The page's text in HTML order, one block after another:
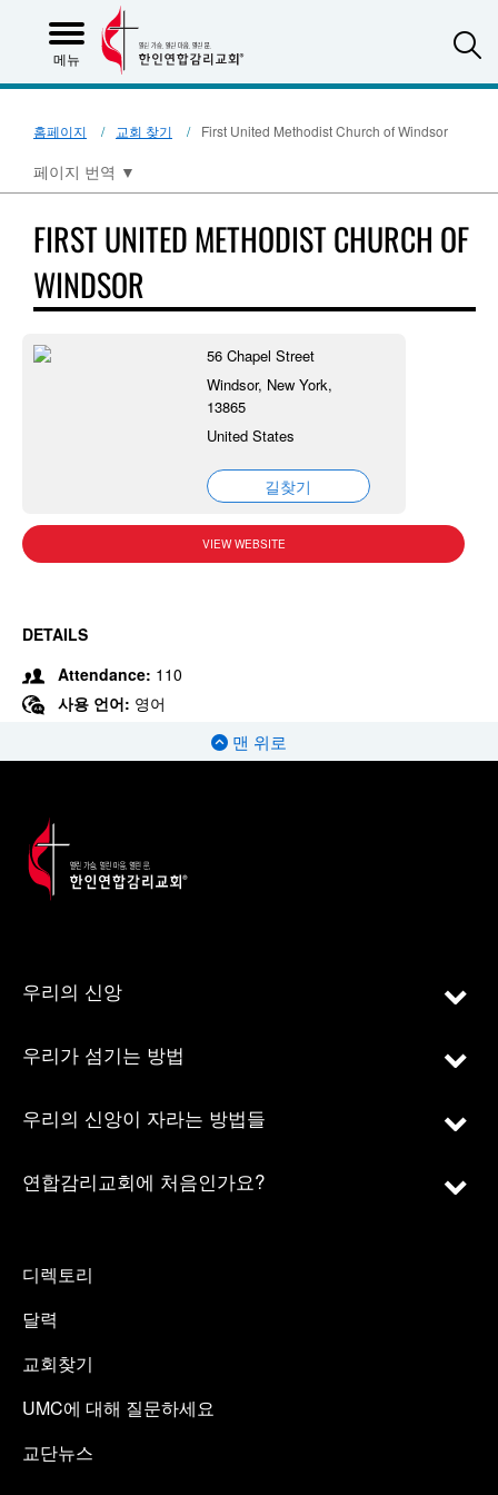
메뉴
홈페이지 교회 찾기 First United Methodist Church of Windsor
페이지 번역 ▼
FIRST UNITED METHODIST CHURCH OF
WINDSOR
56 Chapel Street
Windsor, New York,
13865
United States
길찾기
VIEW WEBSITE
DETAILS
Attendance: 110
사용 언어: 영어
맨 위로
우리의 신앙
우리가 섬기는 방법
우리의 신앙이 자라는 방법들
연합감리교회에 처음인가요?
디렉토리
달력
교회찾기
UMC에 대해 질문하세요
교단뉴스